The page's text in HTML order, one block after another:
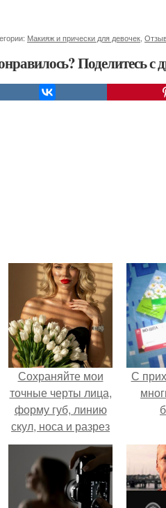
Макияж и прически для девочек
Поделитесь с
Сохраняйте мои
точные черты лица,
форму губ, линию
скул, носа и разрез
глаз.
С